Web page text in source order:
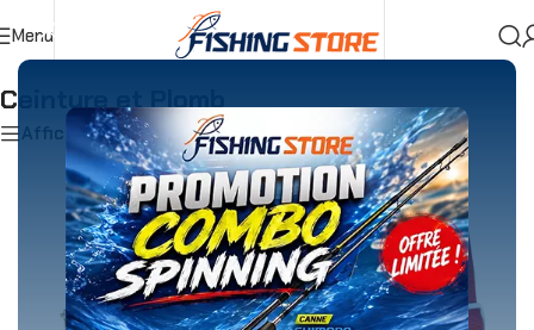
Menu
Accueil»Chasse Sous Marine & Apnée»Ceinture et Plomb
Ceinture et Plomb
Afficher les filtres